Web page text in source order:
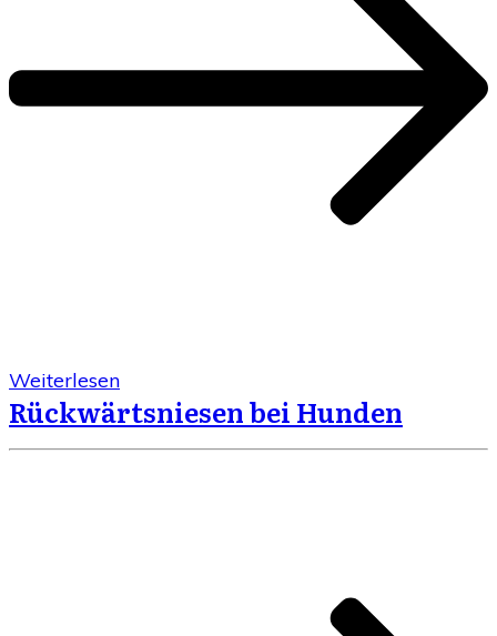
Weiterlesen
Rückwärtsniesen bei Hunden